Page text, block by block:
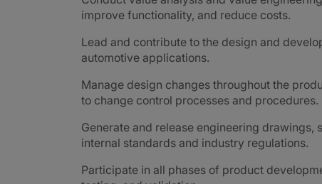
improve functionality, and reduce costs.
Lead and contribute to the design and
automotive applications.
Manage design changes throughout the
to change control processes and procedures.
Generate and release engineering
internal standards and industry regulations.
Participate in all phases of product